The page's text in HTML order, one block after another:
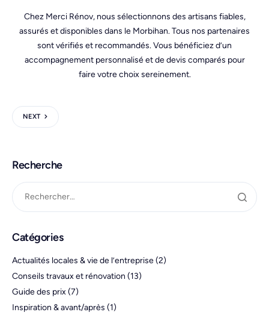
Chez Merci Rénov, nous sélectionnons des artisans fiables,
assurés et disponibles dans le Morbihan. Tous nos partenaires
sont vérifiés et recommandés. Vous bénéficiez d’un
accompagnement personnalisé et de devis comparés pour
faire votre choix sereinement.
NEXT
Recherche
Catégories
Actualités locales & vie de l’entreprise(2)
Conseils travaux et rénovation (13)
Guide des prix(7)
Inspiration & avant/après (1)